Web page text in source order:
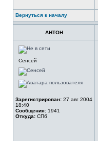
Вернуться к началу
AHTOH
Сенсей
Зарегистрирован: 27 авг 2004
18:40
Сообщения: 1941
Откуда: СПб